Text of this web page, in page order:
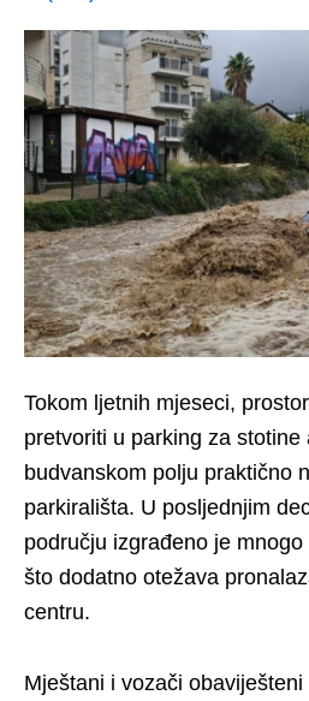
Tokom ljetnih mjeseci,
pretvoriti u parking za stotine
budvanskom polju praktično
parkirališta. U posljednjim
području izgrađeno je
što dodatno otežava
centru.
Mještani i vozači